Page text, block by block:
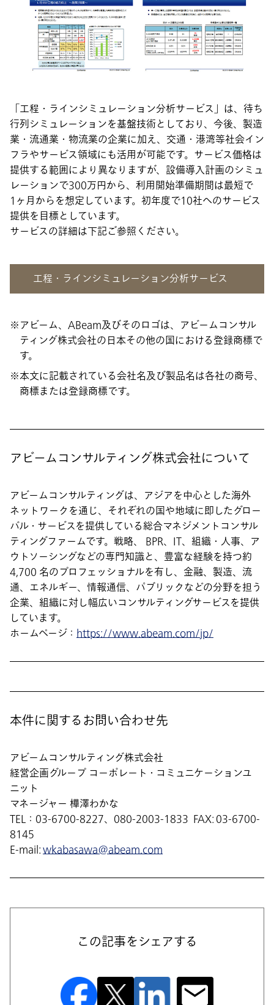
「工程・ラインシミュレーション分析サービス」は、待ち
行列シミュレーションを基盤技術としており、今後、製造
業・流通業・物流業の企業に加え、交通・港湾等社会イン
フラやサービス領域にも活用が可能です。サービス価格は
提供する範囲により異なりますが、設備導入計画のシミュ
レーションで300万円から、利用開始準備期間は最短で
1ヶ月からを想定しています。初年度で10社へのサービス
提供を目標としています。
サービスの詳細は下記ご参照ください。
工程・ラインシミュレーション分析サービス
アビーム、ABeam及びそのロゴは、アビームコンサル
ティング株式会社の日本その他の国における登録商標で
す。
本文に記載されている会社名及び製品名は各社の商号、
商標または登録商標です。
アビームコンサルティング株式会社について
アビームコンサルティングは、アジアを中心とした海外
ネットワークを通じ、それぞれの国や地域に即したグロー
バル・サービスを提供している総合マネジメントコンサル
ティングファームです。戦略、 BPR、IT、組織・人事、ア
ウトソーシングなどの専門知識と、豊富な経験を持つ約
4,700 名のプロフェッショナルを有し、金融、製造、流
通、エネルギー、情報通信、パブリックなどの分野を担う
企業、組織に対し幅広いコンサルティングサービスを提供
しています。
ホームページ： https://www.abeam.com/jp/
本件に関するお問い合わせ先
アビームコンサルティング株式会社
経営企画グループ コーポレート・コミュニケーションユ
ニット
マネージャー 樺澤わかな
TEL：03-6700-8227、080-2003-1833 FAX: 03-6700-
8145
E-mail:wkabasawa@abeam.com
この記事をシェアする